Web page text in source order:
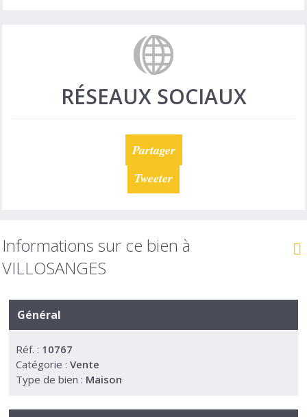
RÉSEAUX SOCIAUX
Partager
Tweeter
Informations sur ce bien à
VILLOSANGES
Général
Réf. : 10767
Catégorie : Vente
Type de bien : Maison